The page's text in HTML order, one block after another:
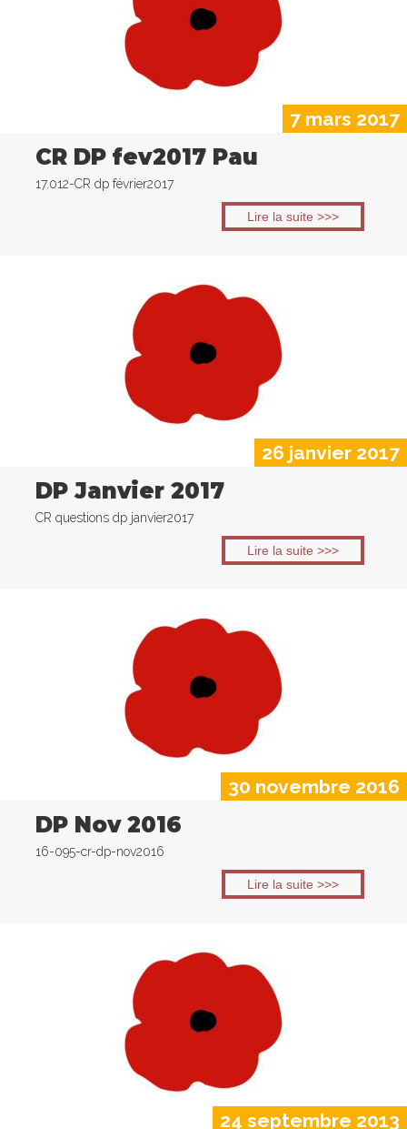
7 mars 2017
CR DP fev2017 Pau
17.012-CR dp février2017
Lire la suite >>>
26 janvier 2017
DP Janvier 2017
CR questions dp janvier2017
Lire la suite >>>
30 novembre 2016
DP Nov 2016
16-095-cr-dp-nov2016
Lire la suite >>>
24 septembre 2013